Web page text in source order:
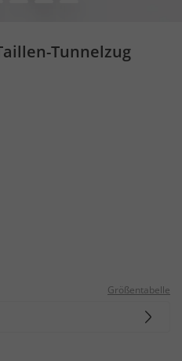
Tunnelzug
Größentabelle